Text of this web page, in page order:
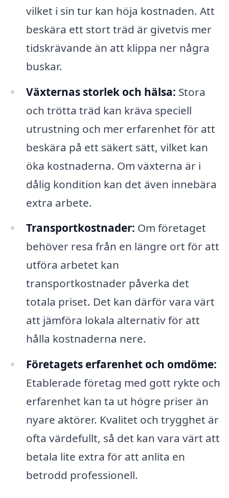
vilket i sin tur kan höja kostnaden. Att
beskära ett stort träd är givetvis mer
tidskrävande än att klippa ner några
buskar.
Växternas storlek och hälsa: Stora
och trötta träd kan kräva speciell
utrustning och mer erfarenhet för att
beskära på ett säkert sätt, vilket kan
öka kostnaderna. Om växterna är i
dålig kondition kan det även innebära
extra arbete.
Transportkostnader: Om företaget
behöver resa från en längre ort för att
utföra arbetet kan
transportkostnader påverka det
totala priset. Det kan därför vara värt
att jämföra lokala alternativ för att
hålla kostnaderna nere.
Företagets erfarenhet och omdöme:
Etablerade företag med gott rykte och
erfarenhet kan ta ut högre priser än
nyare aktörer. Kvalitet och trygghet är
ofta värdefullt, så det kan vara värt att
betala lite extra för att anlita en
betrodd professionell.